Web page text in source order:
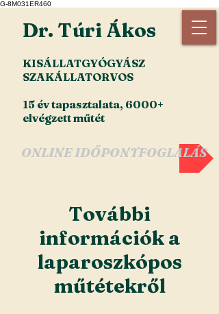
G-8M031ER460
ONLINE IDŐPONTFOGLALÁS
Dr. Túri Ákos
KISÁLLATGYÓGYÁSZ
SZAKÁLLATORVOS
15 év tapasztalata, 6000+
elvégzett műtét
További
információk a
laparoszkópos
műtétekről